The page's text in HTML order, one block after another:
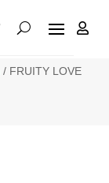

/ FRUITY LOVE